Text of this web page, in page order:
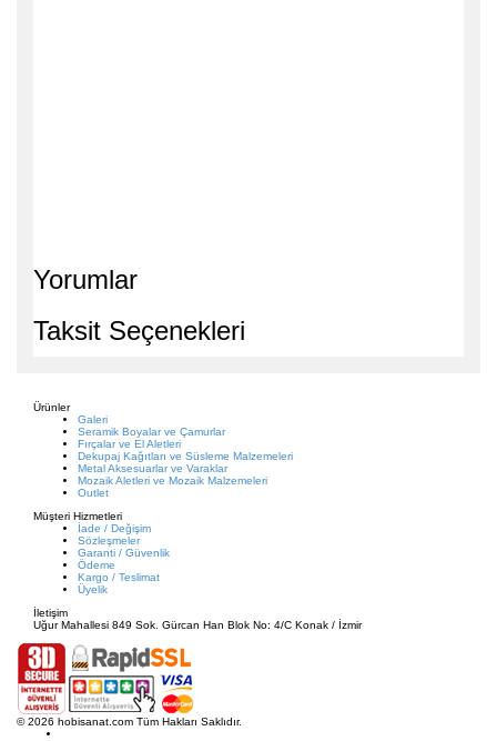
Yorumlar
Taksit Seçenekleri
Ürünler
Galeri
Seramik Boyalar ve Çamurlar
Fırçalar ve El Aletleri
Dekupaj Kağıtları ve Süsleme Malzemeleri
Metal Aksesuarlar ve Varaklar
Mozaik Aletleri ve Mozaik Malzemeleri
Outlet
Müşteri Hizmetleri
İade / Değişim
Sözleşmeler
Garanti / Güvenlik
Ödeme
Kargo / Teslimat
Üyelik
İletişim
Uğur Mahallesi 849 Sok. Gürcan Han Blok No: 4/C Konak / İzmir
© 2026 hobisanat.com Tüm Hakları Saklıdır.